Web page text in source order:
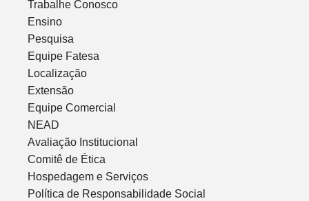
Trabalhe Conosco
Ensino
Pesquisa
Equipe Fatesa
Localização
Extensão
Equipe Comercial
NEAD
Avaliação Institucional
Comitê de Ética
Hospedagem e Serviços
Política de Responsabilidade Social